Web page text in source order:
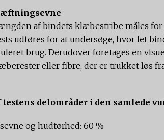
af bindets klæbestribe måles for
udføres for at undersøge, hvor let
brug. Derudover foretages en
eller fibre, der er trukket løs
delområder i den samlede
og hudtørhed: 60 %